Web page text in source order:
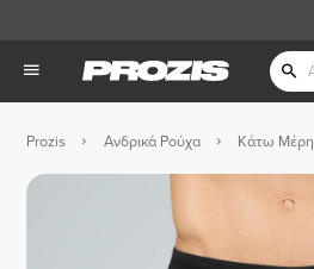
Prozis Ανδρικά Ρούχα Κάτω Μέρη